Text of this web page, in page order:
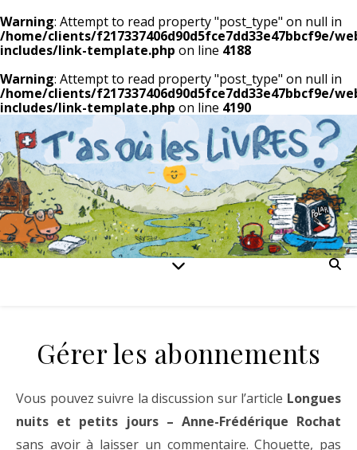
Warning: Attempt to read property "post_type" on null in
/home/clients/f217337406d90d5fce7dd33e47bbcf9e/
includes/link-template.php on line 4188
Warning: Attempt to read property "post_type" on null in
/home/clients/f217337406d90d5fce7dd33e47bbcf9e/
includes/link-template.php on line 4190
Gérer les abonnements
Vous pouvez suivre la discussion sur l’article Longues
nuits et petits jours – Anne-Frédérique Rochat
sans avoir à laisser un commentaire. Chouette, pas